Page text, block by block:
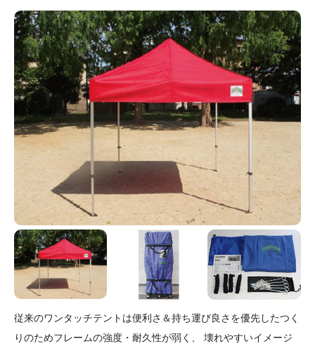
従来のワンタッチテントは便利さ＆持ち運び良さを優先したつく
りのためフレームの強度・耐久性が弱く、 壊れやすいイメージ